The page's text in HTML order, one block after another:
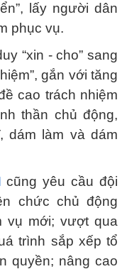
lấy người dân
phục vụ.
“xin - cho” sang
gắn với tăng
cao trách nhiệm
thần chủ động,
dám làm và dám
cũng yêu cầu đội
chức chủ động
vụ mới; vượt qua
trình sắp xếp tổ
quyền; nâng cao